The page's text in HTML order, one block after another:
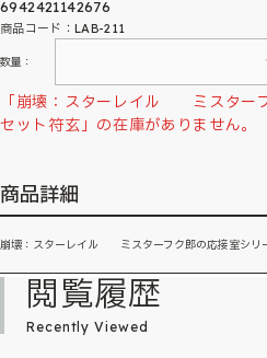
6942421142676
商品コード：LAB-211
数量：
「崩壊：スターレイル ミスター
セット符玄」の在庫がありません。
商品詳細
崩壊：スターレイル ミスターフク郎の応接室シ
閲覧履歴
Recently Viewed